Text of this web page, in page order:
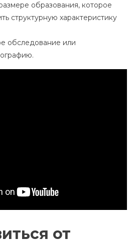
образования, которое
структурную характеристику
обследование или
от